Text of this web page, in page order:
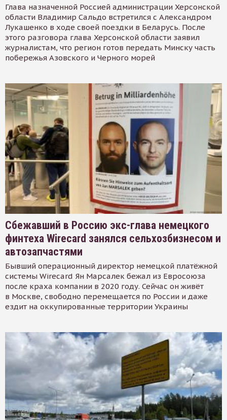
Глава назначенной Россией администрации Херсонской
области Владимир Сальдо встретился с Александром
Лукашенко в ходе своей поездки в Беларусь. После
этого разговора глава Херсонской области заявил
журналистам, что регион готов передать Минску часть
побережья Азовского и Черного морей
Сбежавший в Россию экс-глава немецкого
финтеха Wirecard занялся сельхозбизнесом и
автозапчастями
Бывший операционный директор немецкой платёжной
системы Wirecard Ян Марсалек бежал из Евросоюза
после краха компании в 2020 году. Сейчас он живёт
в Москве, свободно перемещается по России и даже
ездит на оккупированные территории Украины